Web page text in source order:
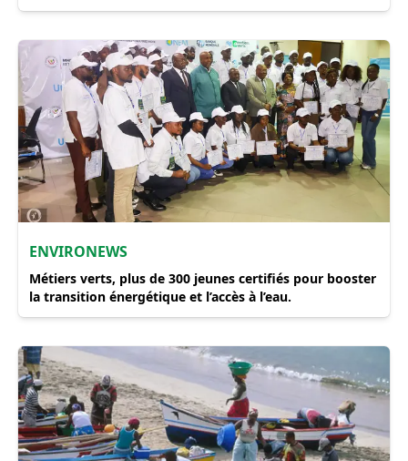
ENVIRONEWS
Métiers verts, plus de 300 jeunes certifiés pour booster
la transition énergétique et l’accès à l’eau.